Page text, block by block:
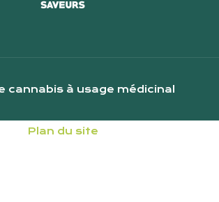
cannabis à usage médicinal
Plan du site